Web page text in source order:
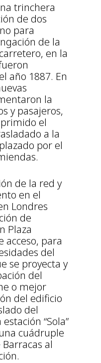
trinchera
de dos
para
de la
en la
año 1887. En
la
y pasajeros,
el
a la
por el
de la red y
en el
Londres
de
Plaza
acceso, para
del
se proyecta y
del
o mejor
del edificio
del
“Sola”
cuádruple
al